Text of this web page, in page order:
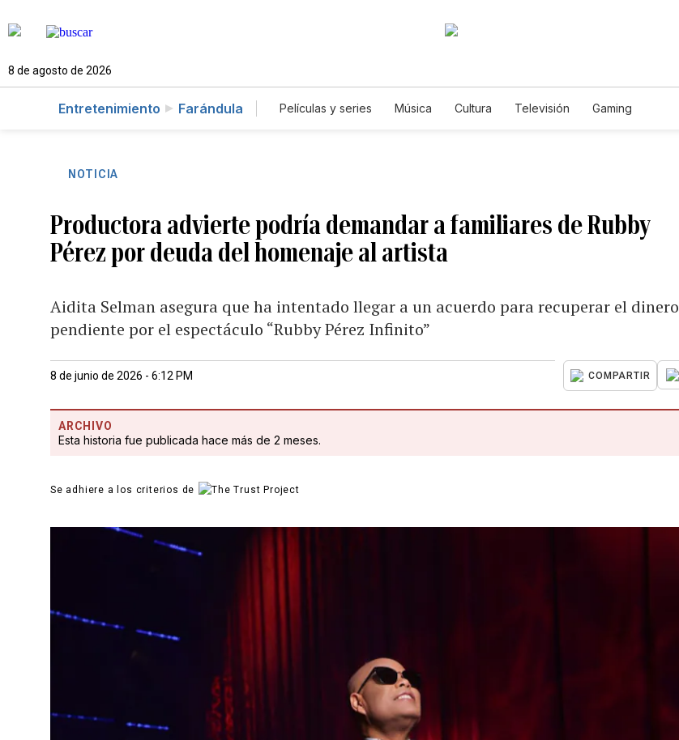
8 de agosto de 2026
Entretenimiento Farándula Películas y series Música Cultura Televisión Gaming
NOTICIA
Productora advierte podría demandar a familiares de Rubby
Pérez por deuda del homenaje al artista
Aidita Selman asegura que ha intentado llegar a un acuerdo para recuperar el dinero
pendiente por el espectáculo “Rubby Pérez Infinito”
8 de junio de 2026 - 6:12 PM COMPARTIR
ARCHIVO
Esta historia fue publicada hace más de 2 meses.
Se adhiere a los criterios de